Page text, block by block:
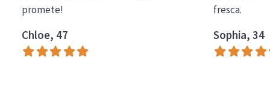
promete!
Chloe, 47
fresca.
Sophia, 34